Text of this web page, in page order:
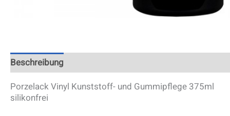
Beschreibung
Porzelack Vinyl Kunststoff- und Gummipflege 375ml
silikonfrei